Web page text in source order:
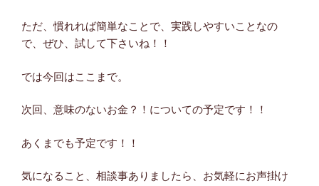
ただ、慣れれば簡単なことで、実践しやすいことなの
で、ぜひ、試して下さいね！！
では今回はここまで。
次回、意味のないお金？！についての予定です！！
あくまでも予定です！！
気になること、相談事ありましたら、お気軽にお声掛け